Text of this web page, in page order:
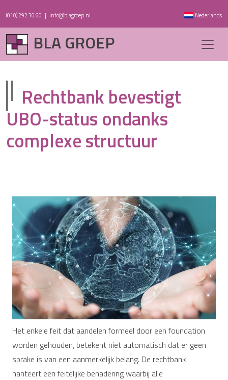
(010) 292 30 60 | info@blagroep.nl Nederlands
BLA GROEP
Rechtbank bevestigt
UBO-status ondanks
complexe structuur
Het enkele feit dat aandelen formeel door een foundation
worden gehouden, betekent niet automatisch dat er geen
sprake is van een aanmerkelijk belang. De rechtbank
hanteert een feitelijke benadering waarbij alle